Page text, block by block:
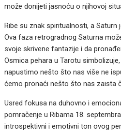
može donijeti jasnoću o njihovoj
Ribe su znak spiritualnosti, a Saturn
Ova faza retrogradnog Saturna
svoje skrivene fantazije i da
Osmica pehara u Tarotu
napustimo nešto što nas više ne
ćemo pronaći nešto što nas zaista
Usred fokusa na duhovno i
pomračenje u Ribama 18.
introspektivni i emotivni ton ovog